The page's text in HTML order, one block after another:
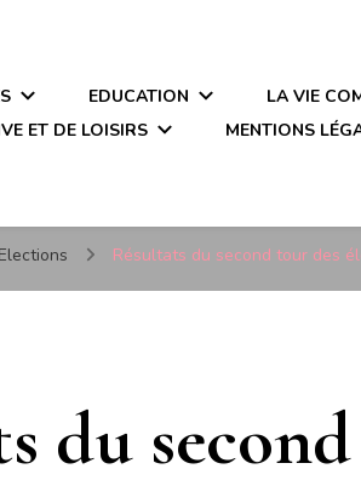
EDUCATION LA VIE
ET DE LOISIRS
MENTIONS
Elections Résultats du second tour des
du